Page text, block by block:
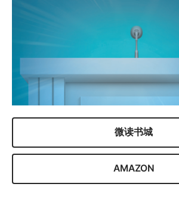
微读书城
AMAZON